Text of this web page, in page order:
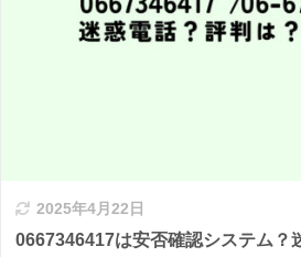
2025年4月22日
0667346417は安否確認システム？